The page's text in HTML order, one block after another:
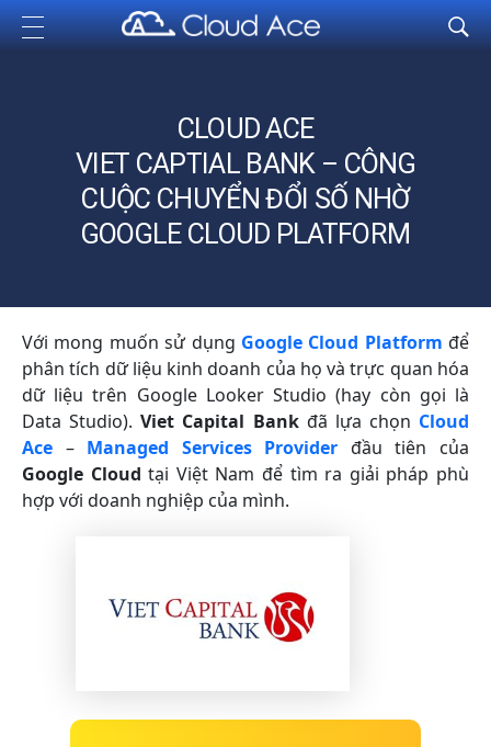
Cloud Ace
Nhà cung cấp giải pháp trên GCP cho doanh nghiệp
CLOUD ACE
VIET CAPTIAL BANK – CÔNG
CUỘC CHUYỂN ĐỔI SỐ NHỜ
GOOGLE CLOUD PLATFORM
Với mong muốn sử dụng Google Cloud Platform để
phân tích dữ liệu kinh doanh của họ và trực quan hóa
dữ liệu trên Google Looker Studio (hay còn gọi là
Data Studio).Viet Capital Bankđã lựa chọn Cloud
Ace – Managed Services Provider đầu tiên của
Google Cloud tại Việt Nam để tìm ra giải pháp phù
hợp với doanh nghiệp của mình.